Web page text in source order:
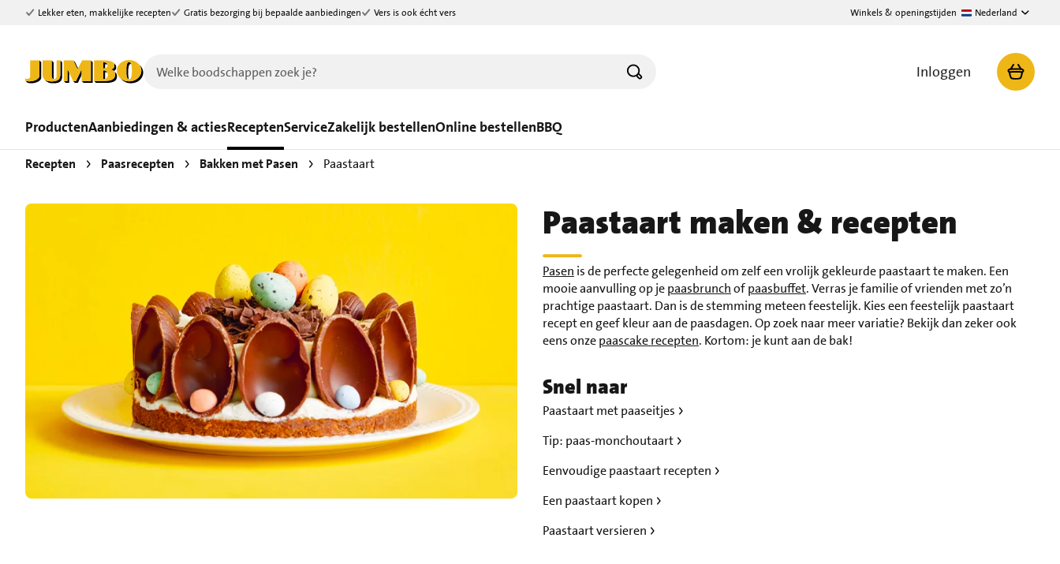
Ga naar zoeken
Ga naar hoofdinhoud
Lekker eten, makkelijke recepten Gratis bezorging bij bepaalde aanbiedingen Vers is ook écht vers Winkels & openingstijden Nederland
Inloggen
ProductenAanbiedingen & actiesReceptenServiceZakelijk bestellenOnline bestellenBBQ
Recepten Paasrecepten Bakken met Pasen Paastaart
Paastaart maken & recepten
Pasen is de perfecte gelegenheid om zelf een vrolijk gekleurde paastaart te maken. Een
mooie aanvulling op jepaasbrunchofpaasbuffet. Verras je familie of vrienden met zo’n
prachtige paastaart. Dan is de stemming meteen feestelijk. Kies een feestelijk paastaart
recept en geef kleur aan de paasdagen. Op zoek naar meer variatie? Bekijk dan zeker ook
eens onzepaascake recepten. Kortom: je kunt aan de bak!
Snel naar
Paastaart met paaseitjes
Tip: paas-monchoutaart
Eenvoudige paastaart recepten
Een paastaart kopen
Paastaart versieren